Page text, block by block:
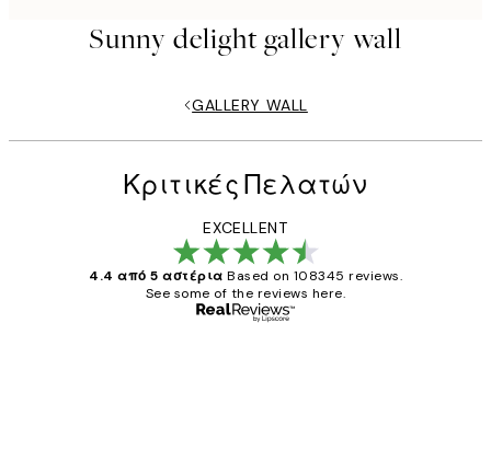
Sunny delight gallery wall
GALLERY WALL
Κριτικές Πελατών
EXCELLENT
4.4 από 5 αστέρια Based on 108345 reviews.
See some of the reviews here.